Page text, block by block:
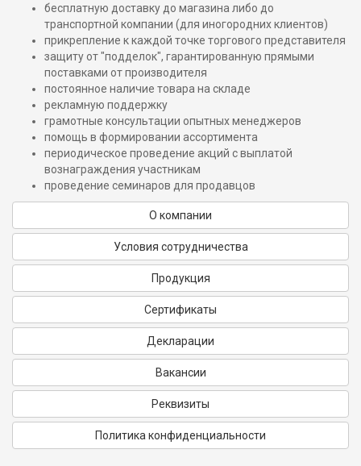
бесплатную доставку до магазина либо до
транспортной компании (для иногородних клиентов)
прикрепление к каждой точке торгового представителя
защиту от "подделок", гарантированную прямыми
поставками от производителя
постоянное наличие товара на складе
рекламную поддержку
грамотные консультации опытных менеджеров
помощь в формировании ассортимента
периодическое проведение акций с выплатой
вознаграждения участникам
проведение семинаров для продавцов
О компании
Условия сотрудничества
Продукция
Сертификаты
Декларации
Вакансии
Реквизиты
Политика конфиденциальности